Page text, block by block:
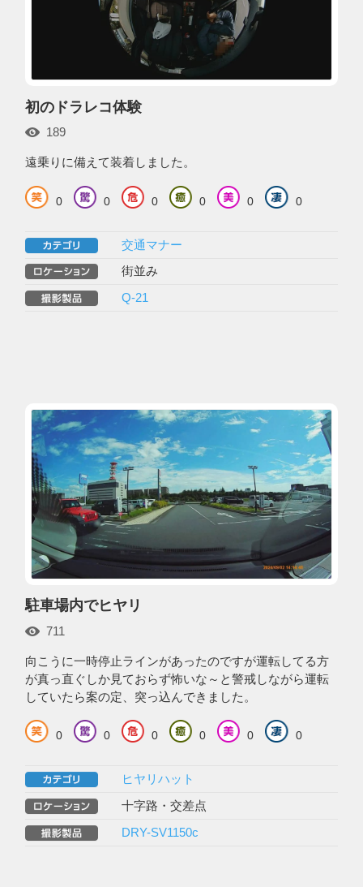
初のドラレコ体験
189
遠乗りに備えて装着しました。
0 0 0 0 0 0
交通マナー
街並み
Q-21
駐車場内でヒヤリ
711
向こうに一時停止ラインがあったのですが運転してる方
が真っ直ぐしか見ておらず怖いな～と警戒しながら運転
していたら案の定、突っ込んできました。
0 0 0 0 0 0
ヒヤリハット
十字路・交差点
DRY-SV1150c